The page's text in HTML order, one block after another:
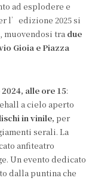
ad esplodere e
l’edizione 2025 si
muovendosi tra due
Gioia e Piazza
alle ore 15:
a cielo aperto
in vinile, per
serali. La
anfiteatro
Un evento dedicato
dalla puntina che